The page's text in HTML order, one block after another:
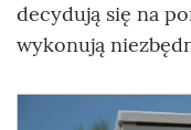
decydują się na
wykonują